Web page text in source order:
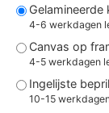
Gelamineerde
4-6 werkdagen
Canvas op
4-5 werkdagen
Ingelijste
10-15